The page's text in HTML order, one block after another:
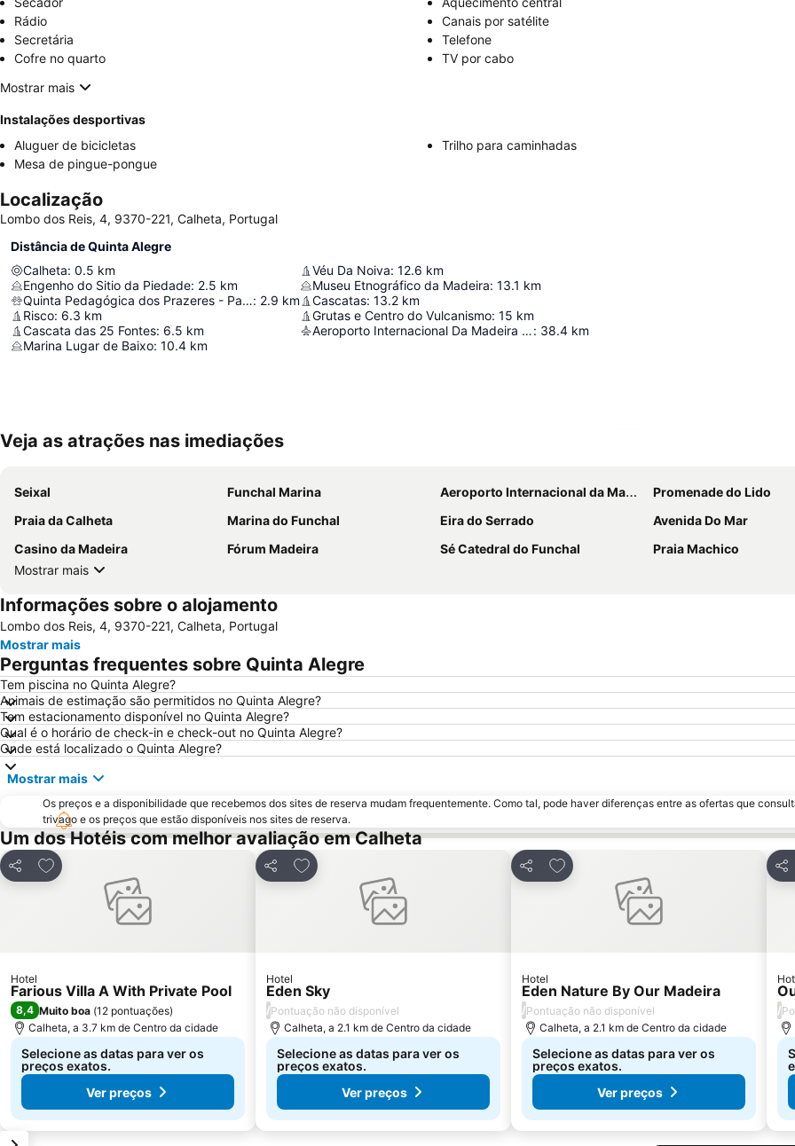
Rádio
Canais por satélite
Secretária
Telefone
Cofre no quarto
TV por cabo
Mostrar mais
Instalações desportivas
Aluguer de bicicletas
Trilho para caminhadas
Mesa de pingue-pongue
Localização
Lombo dos Reis, 4, 9370-221, Calheta, Portugal
Distância de Quinta Alegre
Calheta: 0.5 km
Engenho do Sitio da Piedade: 2.5 km
Quinta Pedagógica dos Prazeres - Padre Rui Sousa: 2.9 km
Risco: 6.3 km
Cascata das 25 Fontes: 6.5 km
Marina Lugar de Baixo: 10.4 km
Véu Da Noiva: 12.6 km
Museu Etnográfico da Madeira: 13.1 km
Cascatas: 13.2 km
Grutas e Centro do Vulcanismo: 15 km
Aeroporto Internacional Da Madeira - Cristiano Ronaldo: 38.4 km
Veja as atrações nas imediações
Seixal Funchal Marina Aeroporto Internacional da Madeira Cristiano Ronaldo
Promenade do Lido
Praia da Calheta
Marina do Funchal Eira do Serrado
Avenida Do Mar
Casino da Madeira
Fórum Madeira Sé Catedral do Funchal
Praia Machico
Mostrar mais
Informações sobre o alojamento
Lombo dos Reis, 4, 9370-221, Calheta, Portugal
Mostrar mais
Perguntas frequentes sobre Quinta Alegre
Tem piscina no Quinta Alegre?
Animais de estimação são permitidos no Quinta Alegre?
Tem estacionamento disponível no Quinta Alegre?
Qual é o horário de check-in e check-out no Quinta Alegre?
Onde está localizado o Quinta Alegre?
Mostrar mais
Os preços e a disponibilidade que recebemos dos sites de reserva mudam frequentemente. Como tal, pode haver diferenças entre as ofertas que
trivago e os preços que estão disponíveis nos sites de reserva.
Um dos Hotéis com melhor avaliação em Calheta
Partilhar
Adicionar aos favoritos
Hotel
Farious Villa A With Private Pool
8,4 Muito boa (12 pontuações)
Calheta, a 3.7 km de Centro da cidade
Selecione as datas para ver os
preços exatos.
Ver preços
Partilhar
Adicionar aos favoritos
Hotel
Eden Sky
/Pontuação não disponível
Calheta, a 2.1 km de Centro da cidade
Selecione as datas para ver os
preços exatos.
Ver preços
Partilhar
Adicionar aos favoritos
Hotel
Eden Nature By Our Madeira
/Pontuação não disponível
Calheta, a 2.1 km de Centro da cidade
Selecione as datas para ver os
preços exatos.
Ver preços
/